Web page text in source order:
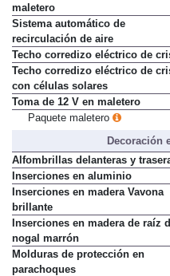
maletero
Sistema automático de
recirculación de aire
Techo corredizo eléctrico de
Techo corredizo eléctrico de
con células solares
Toma de 12 V en maletero
Paquete maletero
Decoración
Alfombrillas delanteras y
Inserciones en aluminio
Inserciones en madera Vavona
brillante
Inserciones en madera de raíz
nogal marrón
Molduras de protección en
parachoques